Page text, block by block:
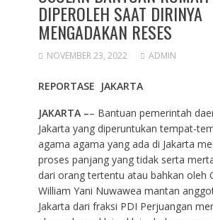
DIPEROLEH SAAT DIRINYA
MENGADAKAN RESES
NOVEMBER 23, 2022 ADMIN
REPORTASE JAKARTA
JAKARTA –– Bantuan pemerintah
Jakarta yang diperuntukan tempat-
agama agama yang ada di Jakarta
proses panjang yang tidak serta
dari orang tertentu atau bahkan oleh
William Yani Nuwawea mantan
Jakarta dari fraksi PDI Perjuangan